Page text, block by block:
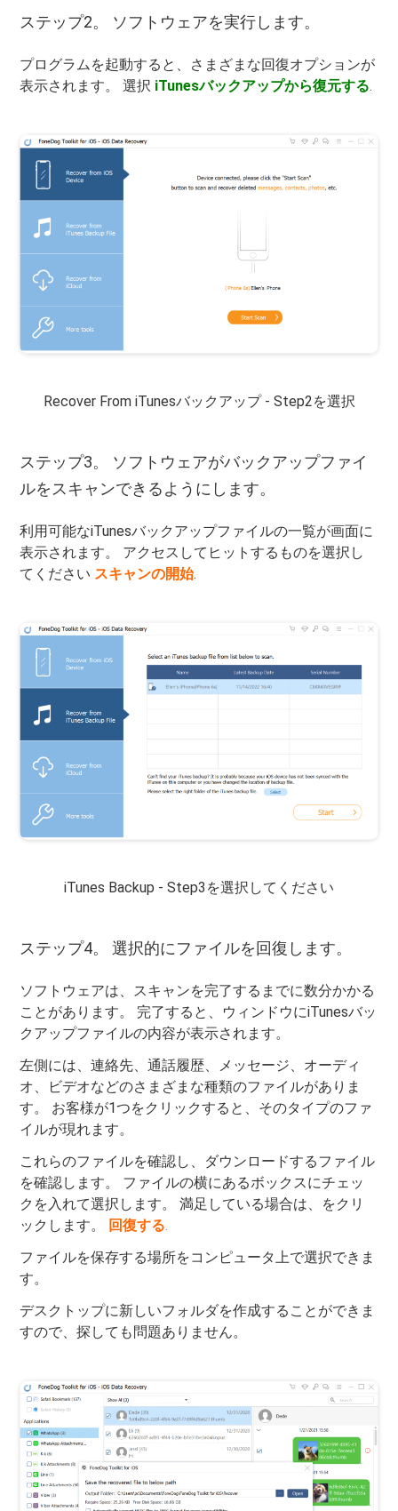
ステップ2。 ソフトウェアを実行します。
プログラムを起動すると、さまざまな回復オプションが
表示されます。 選択 iTunesバックアップから復元する.
Recover From iTunesバックアップ - Step2を選択
ステップ3。 ソフトウェアがバックアップファイ
ルをスキャンできるようにします。
利用可能なiTunesバックアップファイルの一覧が画面に
表示されます。 アクセスしてヒットするものを選択し
てください スキャンの開始.
iTunes Backup - Step3を選択してください
ステップ4。 選択的にファイルを回復します。
ソフトウェアは、スキャンを完了するまでに数分かかる
ことがあります。 完了すると、ウィンドウにiTunesバッ
クアップファイルの内容が表示されます。
左側には、連絡先、通話履歴、メッセージ、オーディ
オ、ビデオなどのさまざまな種類のファイルがありま
す。 お客様が1つをクリックすると、そのタイプのファ
イルが現れます。
これらのファイルを確認し、ダウンロードするファイル
を確認します。 ファイルの横にあるボックスにチェッ
クを入れて選択します。 満足している場合は、をクリ
ックします。
回復する.
ファイルを保存する場所をコンピュータ上で選択できま
す。
デスクトップに新しいフォルダを作成することができま
すので、探しても問題ありません。